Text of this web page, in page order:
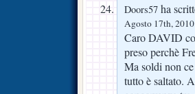
Doors57 ha
Agosto 17th,
Caro DAVID
preso perchè
Ma soldi non
tutto è saltato.